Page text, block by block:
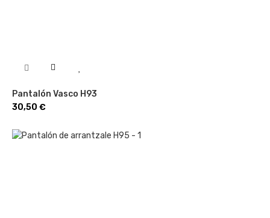
Pantalón Vasco H93
Precio
30,50 €